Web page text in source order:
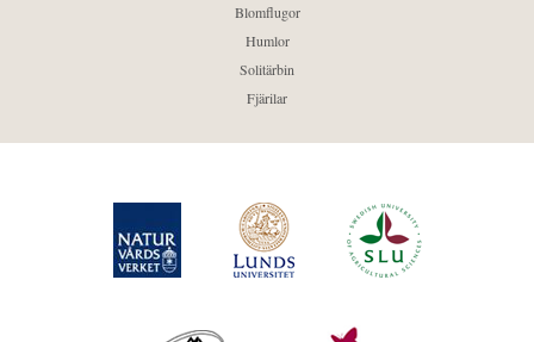
Blomflugor
Humlor
Solitärbin
Fjärilar